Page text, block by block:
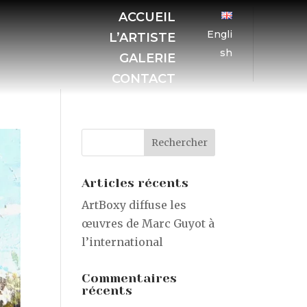
ACCUEIL
L’ARTISTE
GALERIE
CONTACT
Engli
sh
Articles récents
ArtBoxy diffuse les
œuvres de Marc Guyot à
l’international
Commentaires
récents